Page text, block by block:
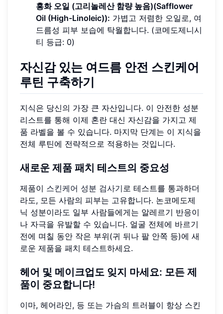
홍화 오일 (고리놀레산 함량 높음)(Safflower
Oil (High-Linoleic)): 가볍고 저렴한 오일로, 여
드름성 피부 보습에 탁월합니다. (코메도제니시
티 등급: 0)
자신감 있는 여드름 안전 스킨케어
루틴 구축하기
지식은 당신의 가장 큰 자산입니다. 이 안전한 성분
리스트를 통해 이제 혼란 대신 자신감을 가지고 제
품 라벨을 볼 수 있습니다. 마지막 단계는 이 지식을
전체 루틴에 전략적으로 적용하는 것입니다.
새로운 제품 패치 테스트의 중요성
제품이 스킨케어 성분 검사기로 테스트를 통과하더
라도, 모든 사람의 피부는 고유합니다. 논코메도제
닉 성분이라도 일부 사람들에게는 알레르기 반응이
나 자극을 유발할 수 있습니다. 얼굴 전체에 바르기
전에 며칠 동안 작은 부위(귀 뒤나 팔 안쪽 등)에 새
로운 제품을 패치 테스트하세요.
헤어 및 메이크업도 잊지 마세요: 모든 제
품이 중요합니다!
이마, 헤어라인, 등 또는 가슴의 트러블이 항상 스킨